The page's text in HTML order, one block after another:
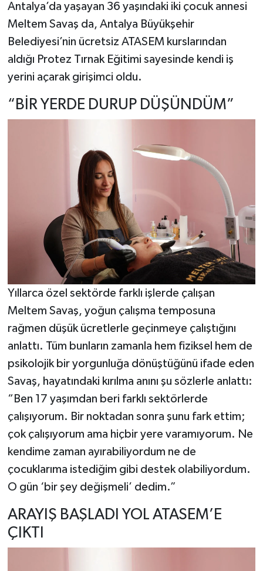
Antalya’da yaşayan 36 yaşındaki iki çocuk annesi
Meltem Savaş da, Antalya Büyükşehir
Belediyesi’nin ücretsiz ATASEM kurslarından
aldığı Protez Tırnak Eğitimi sayesinde kendi iş
yerini açarak girişimci oldu.
“BİR YERDE DURUP DÜŞÜNDÜM”
Yıllarca özel sektörde farklı işlerde çalışan
Meltem Savaş, yoğun çalışma temposuna
rağmen düşük ücretlerle geçinmeye çalıştığını
anlattı. Tüm bunların zamanla hem fiziksel hem de
psikolojik bir yorgunluğa dönüştüğünü ifade eden
Savaş, hayatındaki kırılma anını şu sözlerle anlattı:
“Ben 17 yaşımdan beri farklı sektörlerde
çalışıyorum. Bir noktadan sonra şunu fark ettim;
çok çalışıyorum ama hiçbir yere varamıyorum. Ne
kendime zaman ayırabiliyordum ne de
çocuklarıma istediğim gibi destek olabiliyordum.
O gün ‘bir şey değişmeli’ dedim.”
ARAYIŞ BAŞLADI YOL ATASEM’E
ÇIKTI